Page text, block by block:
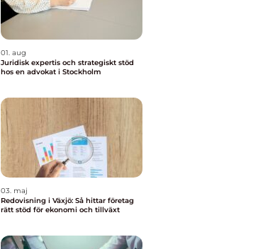
01. aug
Juridisk expertis och strategiskt stöd
hos en advokat i Stockholm
03. maj
Redovisning i Växjö: Så hittar företag
rätt stöd för ekonomi och tillväxt